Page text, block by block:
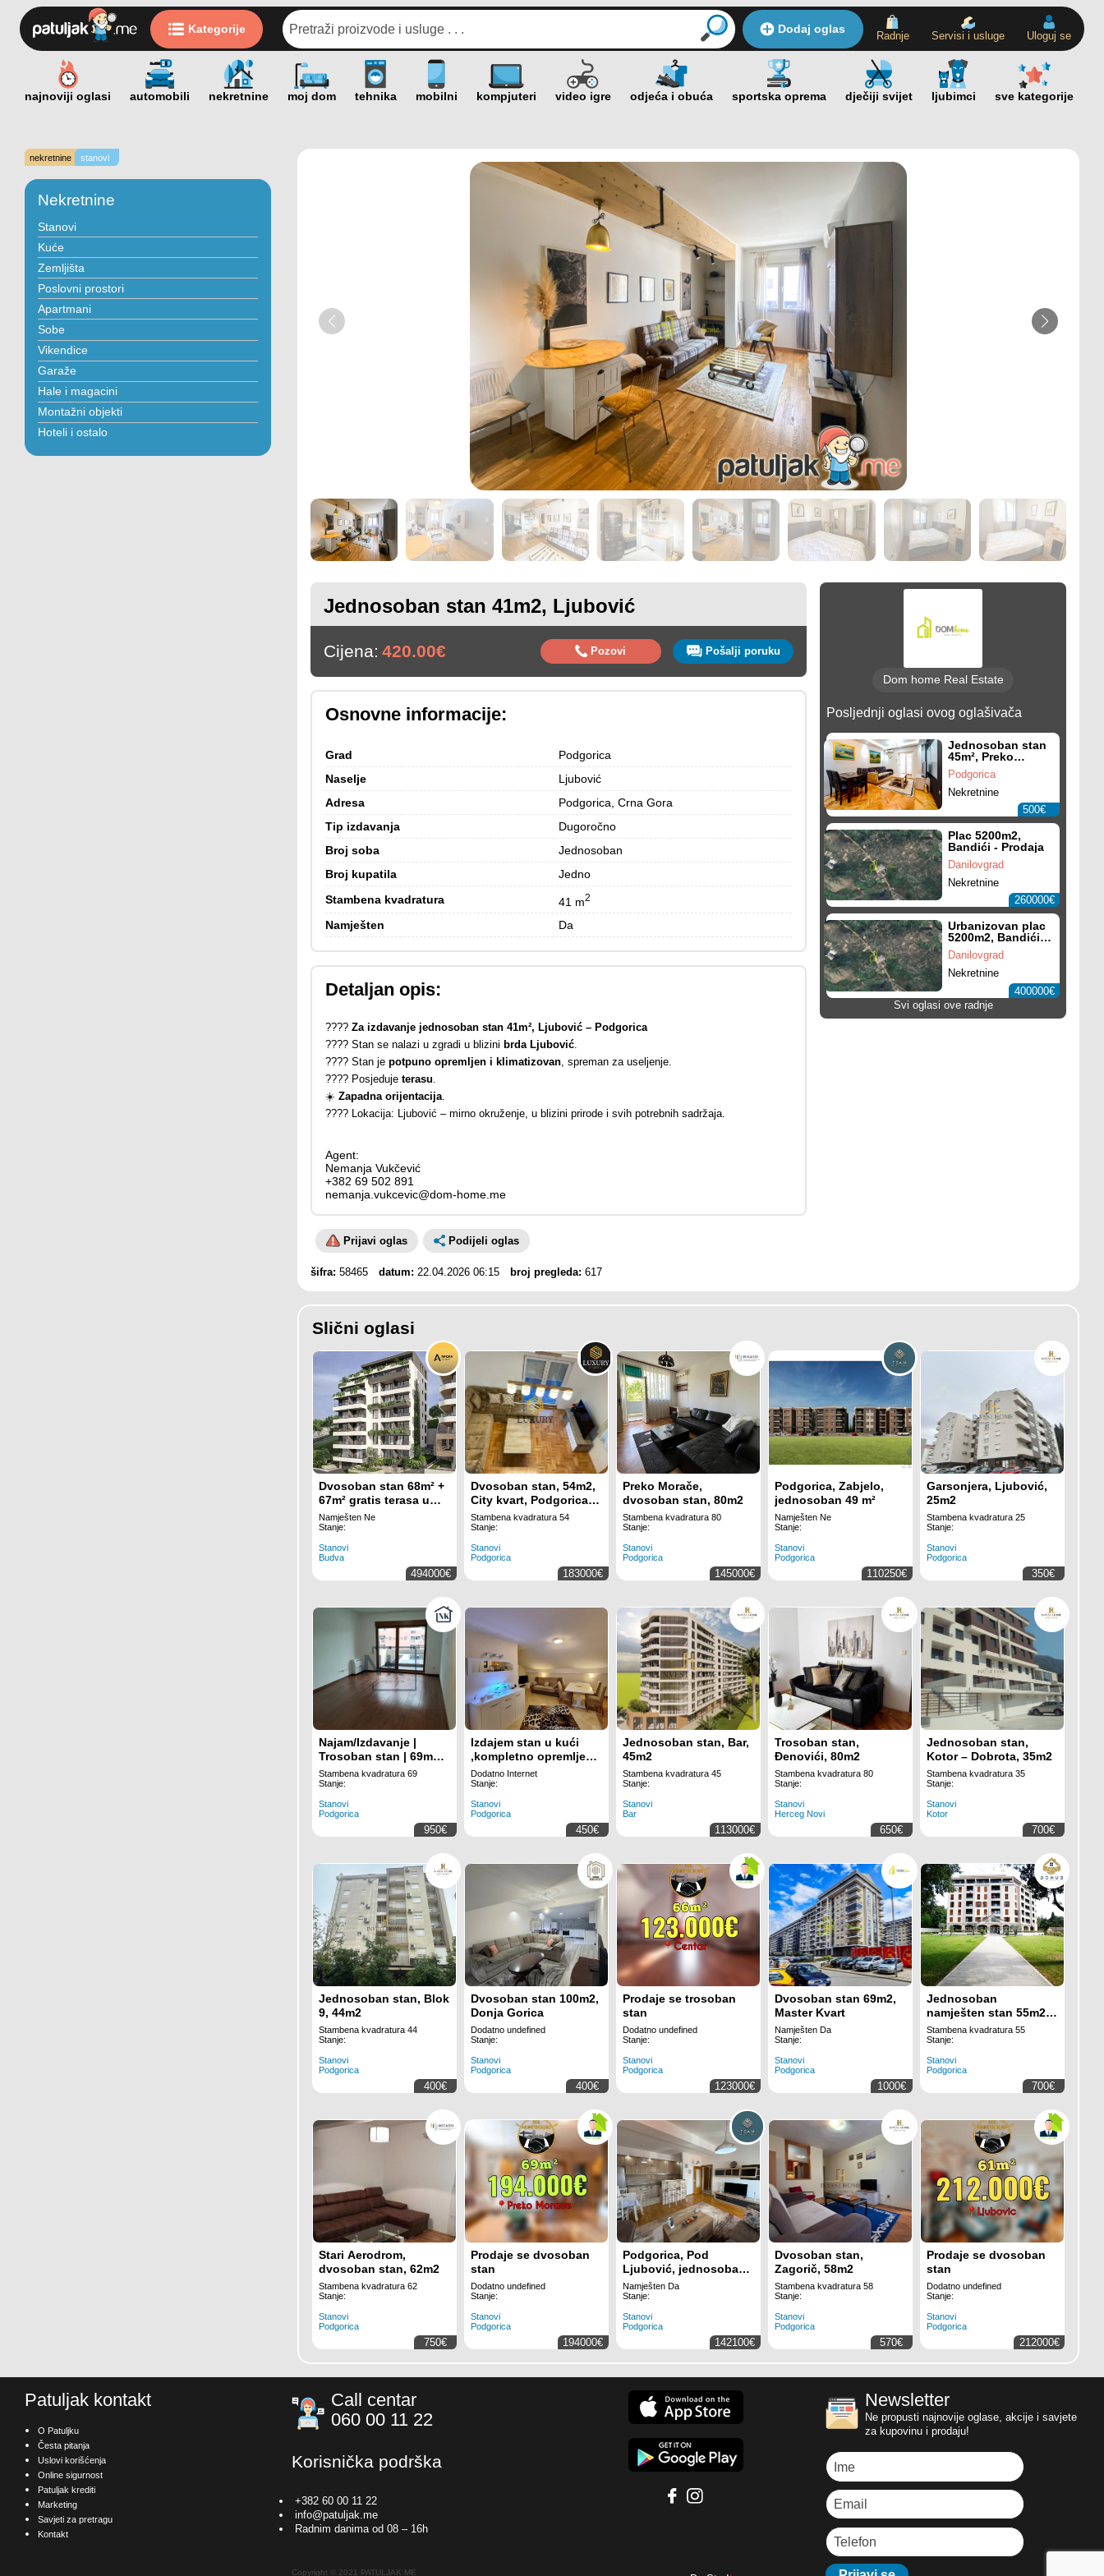
Kategorije Dodaj oglas
Radnje Servisi i usluge Uloguj se
nekretnine stanovi
Nekretnine
Stanovi
Kuće
Zemljišta
Poslovni prostori
Apartmani
Sobe
Vikendice
Garaže
Hale i magacini
Montažni objekti
Hoteli i ostalo
Jednosoban stan 41m2, Ljubović
Cijena: 420.00€ Pozovi Pošalji poruku
Osnovne informacije:
Grad
Podgorica
Naselje
Ljubović
Adresa
Podgorica, Crna Gora
Tip izdavanja
Dugoročno
Broj soba
Jednosoban
Broj kupatila
Jedno
Stambena kvadratura
41 m2
Namješten Da
Detaljan opis:
???? Za izdavanje jednosoban stan 41m², Ljubović – Podgorica
???? Stan se nalazi u zgradi u blizini brda Ljubović
????️ Stan je potpuno opremljen i klimatizovan , spreman za useljenje.
???? Posjeduje terasu
☀️ Zapadna orijentacija
???? Lokacija: Ljubović – mirno okruženje, u blizini prirode i svih potrebnih sadržaja.
Agent:
Nemanja Vukčević
+382 69 502 891
nemanja.vukcevic@dom-home.me
Prijavi oglas Podijeli oglas
Dom home Real Estate
Posljednji oglasi ovog oglašivača
Jednosoban stan
45m², Preko
Morače -
Izdavanje,
Namješten,
Parking mjesto
Podgorica
Nekretnine
500€
Plac 5200m2,
Bandići - Prodaja
Danilovgrad
Nekretnine
260000€
Urbanizovan plac
5200m2, Bandići -
Prodaja
Danilovgrad
Nekretnine
400000€
Svi oglasi ove radnje
šifra: 58465 datum: 22.04.2026 06:15 broj pregleda: 617
Slični oglasi
Dvosoban stan 68m² +
67m² gratis terasa u
luksuznom kompleksu
– Centar Budve, 150m
od mora
Namješten Ne
Stanje:
Stanovi
Budva
494000€
Dvosoban stan, 54m2,
City kvart, Podgorica,
Prodaja
Stambena kvadratura 54
Stanje:
Stanovi
Podgorica
183000€
Preko Morače,
dvosoban stan, 80m2
Stambena kvadratura 80
Stanje:
Stanovi
Podgorica
145000€
Podgorica, Zabjelo,
jednosoban 49 m²
Namješten Ne
Stanje:
Stanovi
Podgorica
110250€
Garsonjera, Ljubović,
25m2
Stambena kvadratura 25
Stanje:
Stanovi
Podgorica
350€
Najam/Izdavanje |
Trosoban stan | 69m2 |
Podgorica, Master
Kvart
Stambena kvadratura 69
Stanje:
Stanovi
Podgorica
950€
Izdajem stan u kući
,kompletno opremljen
jednosoban veći u
blizini bolnice Moj
lab,fakulet Udg
Dodatno Internet
Stanje:
Stanovi
Podgorica
450€
Jednosoban stan, Bar,
45m2
Stambena kvadratura 45
Stanje:
Stanovi
Bar
113000€
Trosoban stan,
Đenovići, 80m2
Stambena kvadratura 80
Stanje:
Stanovi
Herceg Novi
650€
Jednosoban stan,
Kotor – Dobrota, 35m2
Stambena kvadratura 35
Stanje:
Stanovi
Kotor
700€
Jednosoban stan, Blok
9, 44m2
Stambena kvadratura 44
Stanje:
Stanovi
Podgorica
400€
Dvosoban stan 100m2,
Donja Gorica
Dodatno undefined
Stanje:
Stanovi
Podgorica
400€
Prodaje se trosoban
stan
Dodatno undefined
Stanje:
Stanovi
Podgorica
123000€
Dvosoban stan 69m2,
Master Kvart
Namješten Da
Stanje:
Stanovi
Podgorica
1000€
Jednosoban
namješten stan 55m2,
Gorica - Podgorica
Stambena kvadratura 55
Stanje:
Stanovi
Podgorica
700€
Stari Aerodrom,
dvosoban stan, 62m2
Stambena kvadratura 62
Stanje:
Stanovi
Podgorica
750€
Prodaje se dvosoban
stan
Dodatno undefined
Stanje:
Stanovi
Podgorica
194000€
Podgorica, Pod
Ljubović, jednosoban
stan 49 m²
Namješten Da
Stanje:
Stanovi
Podgorica
142100€
Dvosoban stan,
Zagorič, 58m2
Stambena kvadratura 58
Stanje:
Stanovi
Podgorica
570€
Prodaje se dvosoban
stan
Dodatno undefined
Stanje:
Stanovi
Podgorica
212000€
Patuljak kontakt
O Patuljku
Česta pitanja
Uslovi korišćenja
Online sigurnost
Patuljak krediti
Marketing
Savjeti za pretragu
Kontakt
Call centar
060 00 11 22
Korisnička podrška
+382 60 00 11 22
info@patuljak.me
Radnim danima od 08 – 16h
Copyright © 2021 PATULJAK.ME
Newsletter
Ne propusti najnovije oglase, akcije i savjete
za kupovinu i prodaju!